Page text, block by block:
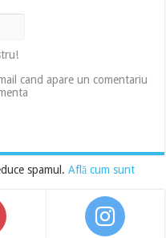
cand apare un comentariu
spamul.Află cum sunt